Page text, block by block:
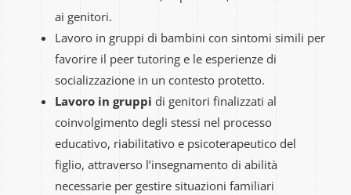
ai genitori.
Lavoro in gruppi di bambini con sintomi simili per
favorire il peer tutoring e le esperienze di
socializzazione in un contesto protetto.
Lavoro in gruppi di genitori finalizzati al
coinvolgimento degli stessi nel processo
educativo, riabilitativo e psicoterapeutico del
figlio, attraverso l’insegnamento di abilità
necessarie per gestire situazioni familiari